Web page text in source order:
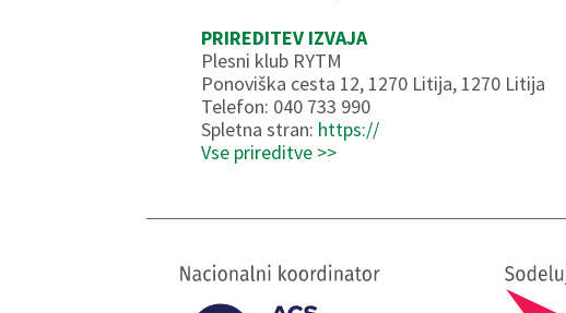
PRIREDITEV IZVAJA
Plesni klub RYTM
Ponoviška cesta 12, 1270 Litija, 1270 Litija
Telefon: 040 733 990
Spletna stran: https://
Vse prireditve >>